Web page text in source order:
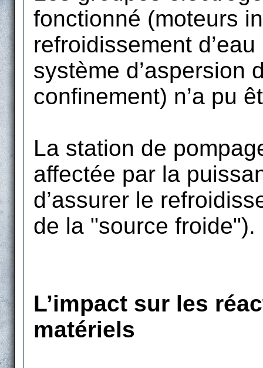
fonctionné (moteurs
refroidissement
système d’aspersion
confinement) n’a pu
La station de
affectée par la
d’assurer le
de la "source froide").
L’impact sur les
matériels